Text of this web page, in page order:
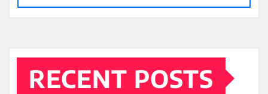
RECENT POSTS